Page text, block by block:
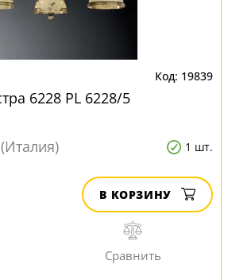
19839
6228 PL 6228/5
1 шт.
В КОРЗИНУ